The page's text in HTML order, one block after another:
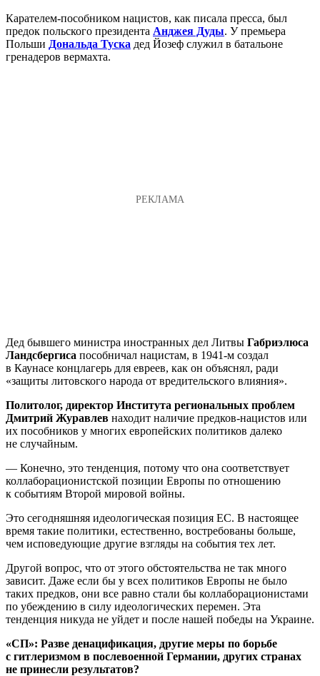
Карателем-пособником нацистов, как писала пресса, был
предок польского президента Анджея Дуды. У премьера
Польши Дональда Туска дед Йозеф служил в батальоне
гренадеров вермахта.
Дед бывшего министра иностранных дел Литвы Габриэлюса
Ландсбергиса пособничал нацистам, в 1941-м создал
в Каунасе концлагерь для евреев, как он объяснял, ради
«защиты литовского народа от вредительского влияния».
Политолог, директор Института региональных проблем
Дмитрий Журавлев находит наличие предков-нацистов или
их пособников у многих европейских политиков далеко
не случайным.
— Конечно, это тенденция, потому что она соответствует
коллаборационистской позиции Европы по отношению
к событиям Второй мировой войны.
Это сегодняшняя идеологическая позиция ЕС. В настоящее
время такие политики, естественно, востребованы больше,
чем исповедующие другие взгляды на события тех лет.
Другой вопрос, что от этого обстоятельства не так много
зависит. Даже если бы у всех политиков Европы не было
таких предков, они все равно стали бы коллаборационистами
по убеждению в силу идеологических перемен. Эта
тенденция никуда не уйдет и после нашей победы на Украине.
«СП»: Разве денацификация, другие меры по борьбе
с гитлеризмом в послевоенной Германии, других странах
не принесли результатов?